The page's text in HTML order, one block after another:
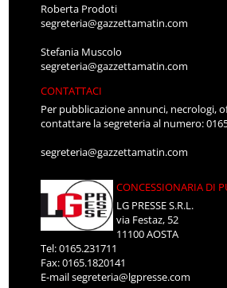
Roberta Prodoti
segreteria@gazzettamatin.com
Stefania Muscolo
segreteria@gazzettamatin.com
CONTATTACI
Per pubblicazione annunci, necrologi,
contattare la segreteria al numero:
segreteria@gazzettamatin.com
CONCESSIONARIA DI
LG PRESSE S.R.L.
via Festaz, 52
11100 AOSTA
Tel: 0165.231711
Fax: 0165.1820141
E-mailsegreteria@lgpresse.com